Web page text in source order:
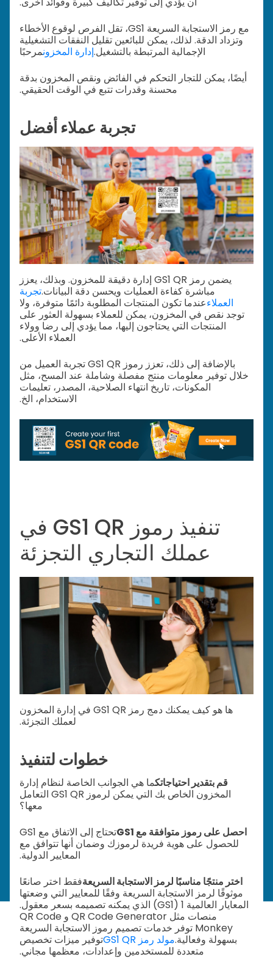
مع رمز الاستجابة السريعة GS1، تقل الفرص لوقوع الأخطاء
وتزداد الدقة. لذلك، يمكن للبائعين تقليل النفقات التشغيلية
الإجمالية المرتبطة بالتشغيل.إدارة المخزونمرحبًا
أيضًا، يمكن للتجار التحكم في الفائض ونقص المخزون بدقة
محسنة وقدرات تتبع في الوقت الحقيقي.
تجربة عملاء أفضل
يضمن رمز GS1 QR إدارة دقيقة للمخزون. وبذلك، يعزز
مباشرة كفاءة العمليات ويحسن دقة البيانات.تجربة
العملاءعندما تكون المنتجات المطلوبة دائمًا متوفرة، ولا
توجد نقص في المخزون، يمكن للعملاء بسهولة العثور على
المنتجات التي يحتاجون إليها، مما يؤدي إلى رضا وولاء
العملاء الأعلى.
بالإضافة إلى ذلك، تعزز رموز GS1 QR تجربة العميل من
خلال توفير معلومات منتج مفصلة وشاملة عند المسح، مثل
المكونات، تاريخ انتهاء الصلاحية، المصدر، تعليمات
الاستخدام، الخ.
تنفيذ رموز GS1 QR في
عملك التجاري التجزئة
ها هو كيف يمكنك دمج رمز GS1 QR في إدارة المخزون
لعملك التجزئة.
خطوات لتنفيذ
قم بتقدير احتياجاتكما هي الجوانب الخاصة لنظام إدارة
المخزون الخاص بك التي يمكن لرموز GS1 QR التعامل
معها؟
احصل على رموز متوافقة مع GS1
تحتاج إلى الاتفاق مع GS1
للحصول على هوية فريدة لرموزك وضمان أنها تتوافق مع
المعايير الدولية.
اختر منتجًا مناسبًا لرمز الاستجابة السريعةفقط اختر صانعًا
موثوقًا لرمز الاستجابة السريعة وفقًا للمعايير التي وضعتها
المعايار العالمية 1 (GS1) الذي يمكنه تصميمه بسعر معقول.
منصات مثل QR Code Generator و QR Code
Monkey توفر خدمات تصميم رموز الاستجابة السريعة
بسهولة وفعالية.مولد رمز GS1 QR
توفير ميزات تخصيص
متعددة للمستخدمين وإعدادات، معظمها مجاني.